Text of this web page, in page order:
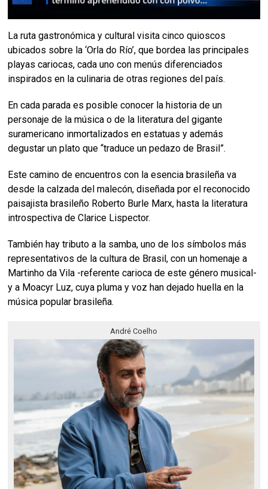
La ruta gastronómica y cultural visita cinco quioscos
ubicados sobre la ‘Orla do Río’, que bordea las principales
playas cariocas, cada uno con menús diferenciados
inspirados en la culinaria de otras regiones del país.
En cada parada es posible conocer la historia de un
personaje de la música o de la literatura del gigante
suramericano inmortalizados en estatuas y además
degustar un plato que “traduce un pedazo de Brasil”.
Este camino de encuentros con la esencia brasileña va
desde la calzada del malecón, diseñada por el reconocido
paisajista brasileño Roberto Burle Marx, hasta la literatura
introspectiva de Clarice Lispector.
También hay tributo a la samba, uno de los símbolos más
representativos de la cultura de Brasil, con un homenaje a
Martinho da Vila -referente carioca de este género musical-
y a Moacyr Luz, cuya pluma y voz han dejado huella en la
música popular brasileña.
André Coelho